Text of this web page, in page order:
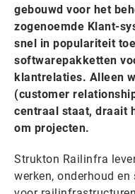
gebouwd voor het
zogenoemde Klant-
snel in populariteit
softwarepakketten
klantrelaties. Alleen
(customer
centraal staat, draait
om projecten.
Strukton Railinfra
werken, onderhoud